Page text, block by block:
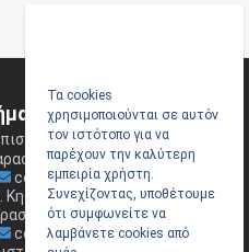
μας
41(Στοά Νικολούδη)
09.00 - 17.00
coconis1@coconis.gr
Κηφισίας 264
09.00 - 17.00
coconis2@coconis.gr
Τα cookies
χρησιμοποιούνται σε αυτόν
τον ιστότοπο για να
παρέχουν την καλύτερη
εμπειρία χρήστη.
Συνεχίζοντας, υποθέτουμε
ότι συμφωνείτε να
λαμβάνετε cookies από